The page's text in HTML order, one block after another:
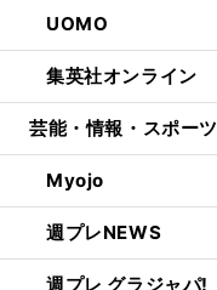
UOMO
集英社オンライン
芸能・情報・スポーツ
Myojo
週プレNEWS
週プレ グラジャパ!